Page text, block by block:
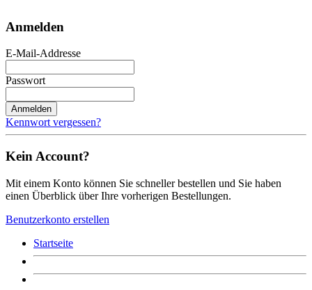
Anmelden
E-Mail-Addresse
Passwort
Anmelden
Kennwort vergessen?
Kein Account?
Mit einem Konto können Sie schneller bestellen und Sie haben
einen Überblick über Ihre vorherigen Bestellungen.
Benutzerkonto erstellen
Startseite